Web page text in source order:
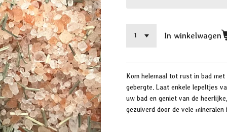
In winkelwagen
Kom helemaal tot rust in bad
gebergte. Laat enkele lepeltjes
uw bad en geniet van de
gezuiverd door de vele mineralen